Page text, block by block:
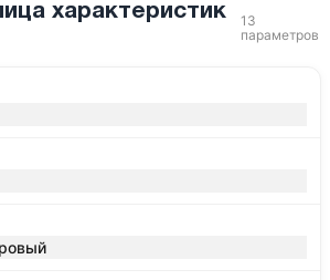
характеристик
13
параметров